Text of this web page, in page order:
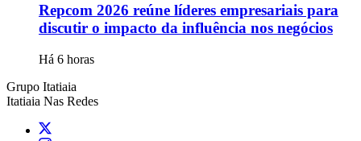
Repcom 2026 reúne líderes empresariais para
discutir o impacto da influência nos negócios
Há 6 horas
Grupo Itatiaia
Itatiaia Nas Redes